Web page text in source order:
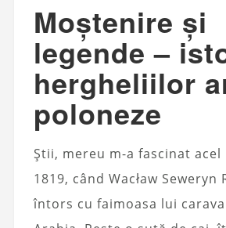
Moștenire și
legende –
hergheliilor
poloneze
Știi, mereu m-a fascinat
1819, când Wacław Seweryn
întors cu faimoasa lui